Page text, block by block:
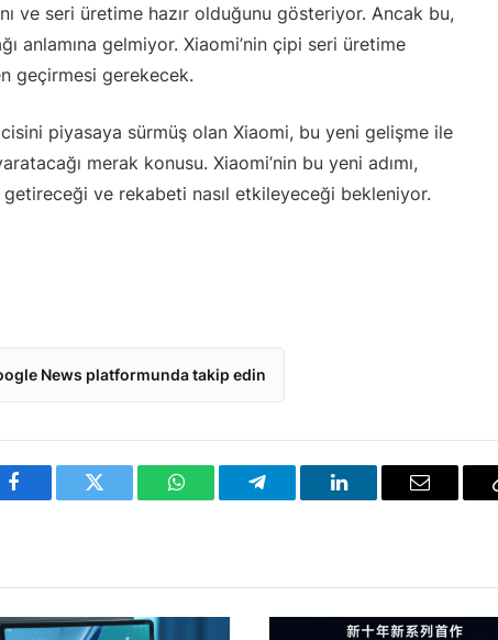
ve seri üretime hazır olduğunu gösteriyor. Ancak bu,
anlamına gelmiyor. Xiaomi’nin çipi seri üretime
geçirmesi gerekecek.
piyasaya sürmüş olan Xiaomi, bu yeni gelişme ile
merak konusu. Xiaomi’nin bu yeni adımı,
ve rekabeti nasıl etkileyeceği bekleniyor.
News platformunda takip edin
Facebook Twitter WhatsAppTelegram LinkedIn E-